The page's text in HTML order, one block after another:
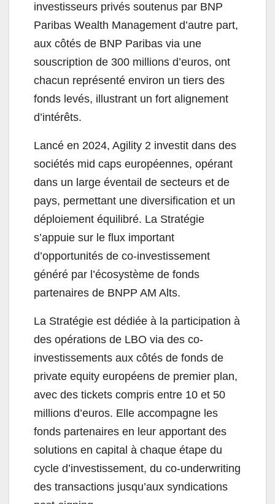
investisseurs privés soutenus par BNP
Paribas Wealth Management d’autre part,
aux côtés de BNP Paribas via une
souscription de 300 millions d’euros, ont
chacun représenté environ un tiers des
fonds levés, illustrant un fort alignement
d’intérêts.
Lancé en 2024, Agility 2 investit dans des
sociétés mid caps européennes, opérant
dans un large éventail de secteurs et de
pays, permettant une diversification et un
déploiement équilibré. La Stratégie
s’appuie sur le flux important
d’opportunités de co-investissement
généré par l’écosystème de fonds
partenaires de BNPP AM Alts.
La Stratégie est dédiée à la participation à
des opérations de LBO via des co-
investissements aux côtés de fonds de
private equity européens de premier plan,
avec des tickets compris entre 10 et 50
millions d’euros. Elle accompagne les
fonds partenaires en leur apportant des
solutions en capital à chaque étape du
cycle d’investissement, du co-underwriting
des transactions jusqu’aux syndications